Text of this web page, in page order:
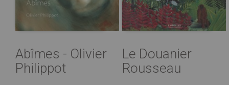
Abîmes - Olivier
Philippot
Le Douanier
Rousseau